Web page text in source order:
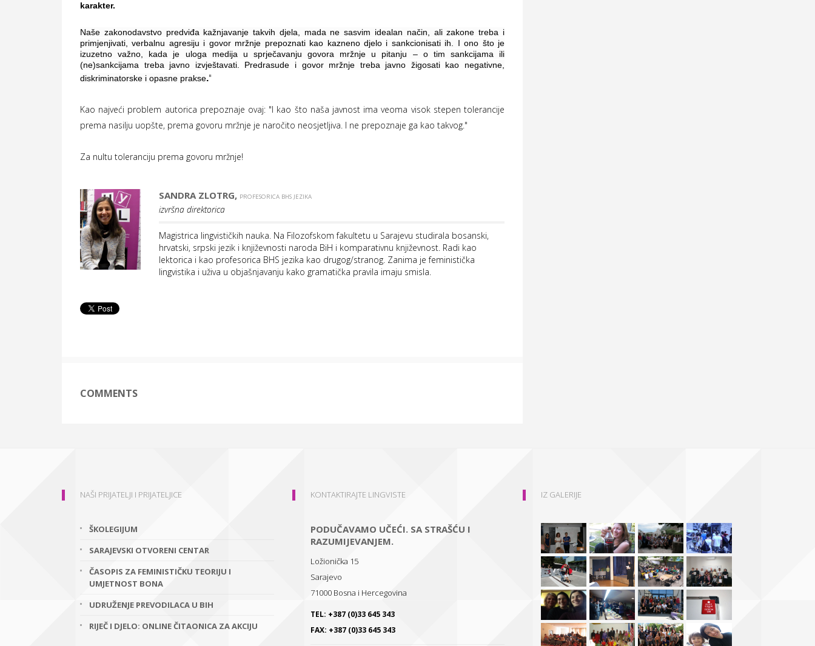
karakter.
Naše zakonodavstvo predviđa kažnjavanje takvih djela, mada ne sasvim idealan način, ali zakone treba i
primjenjivati, verbalnu agresiju i govor mržnje prepoznati kao kazneno djelo i sankcionisati ih. I ono što je
izuzetno važno, kada je uloga medija u sprječavanju govora mržnje u pitanju – o tim sankcijama ili
(ne)sankcijama treba javno izvještavati.
Predrasude i govor mržnje treba javno žigosati kao negativne,
diskriminatorske i opasne prakse."
Kao najveći problem autorica prepoznaje ovaj: "I kao što naša javnost ima veoma visok stepen tolerancije
prema nasilju uopšte, prema govoru mržnje je naročito neosjetljiva. I ne prepoznaje ga kao takvog."
Za nultu toleranciju prema govoru mržnje!
SANDRA ZLOTRG, PROFESORICA BHS JEZIKA
izvršna direktorica
Magistrica lingvističkih nauka. Na Filozofskom fakultetu u Sarajevu studirala bosanski,
hrvatski, srpski jezik i književnosti naroda BiH i komparativnu književnost. Radi kao
lektorica i kao profesorica BHS jezika kao drugog/stranog. Zanima je feministička
lingvistika i uživa u objašnjavanju kako gramatička pravila imaju smisla.
COMMENTS
NAŠI PRIJATELJI I PRIJATELJICE
ŠKOLEGIJUM
SARAJEVSKI OTVORENI CENTAR
ČASOPIS ZA FEMINISTIČKU TEORIJU I
UMJETNOST BONA
UDRUŽENJE PREVODILACA U BIH
RIJEČ I DJELO: ONLINE ČITAONICA ZA AKCIJU
KONTAKTIRAJTE LINGVISTE
PODUČAVAMO UČEĆI. SA STRAŠĆU I
RAZUMIJEVANJEM.
Ložionička 15
Sarajevo
71000 Bosna i Hercegovina
TEL: +387 (0)33 645 343
FAX: +387 (0)33 645 343
IZ GALERIJE